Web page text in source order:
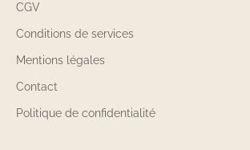
CGV
Conditions de services
Mentions légales
Contact
Politique de confidentialité